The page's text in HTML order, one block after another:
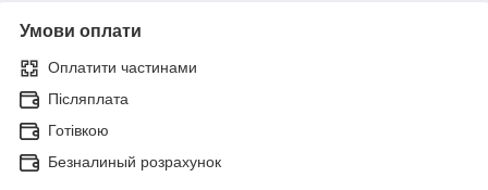
Умови оплати
Оплатити частинами
Післяплата
Готівкою
Безналиный розрахунок